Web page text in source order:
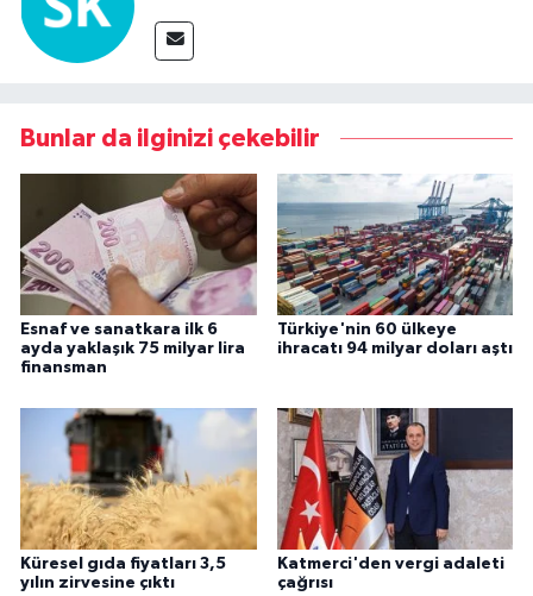
Bunlar da ilginizi çekebilir
Esnaf ve sanatkara ilk 6
ayda yaklaşık 75 milyar lira
finansman
Türkiye'nin 60 ülkeye
ihracatı 94 milyar doları aştı
Küresel gıda fiyatları 3,5
yılın zirvesine çıktı
Katmerci'den vergi adaleti
çağrısı